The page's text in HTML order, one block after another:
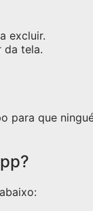
excluir.
da tela.
que